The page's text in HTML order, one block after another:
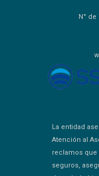
N°
La entidad
Atención al
reclamos que
seguros,